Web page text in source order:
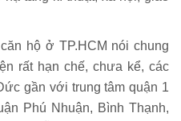
hộ ở TP.HCM nói chung
rất hạn chế, chưa kể, các
gần với trung tâm quận 1
Phú Nhuận, Bình Thạnh,